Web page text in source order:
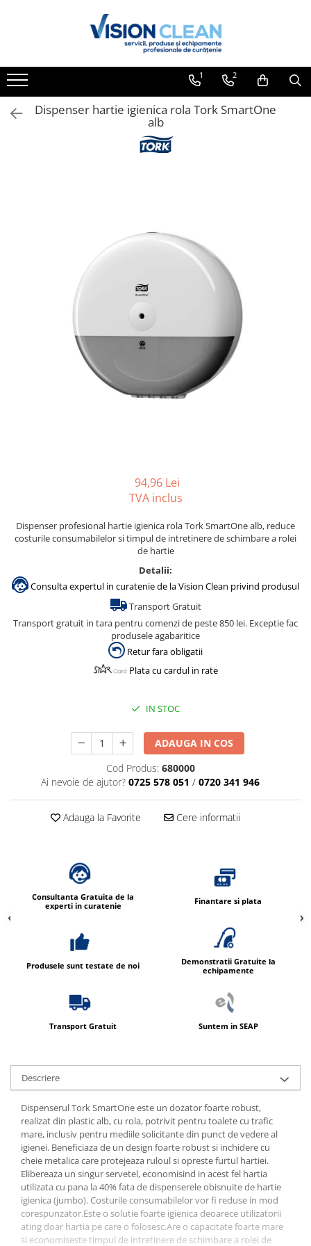
Aspiratoare si masini curatenie
profesionale
Aspiratoare injectie - extractie
Monodiscuri profesionale
Detergenti profesionali
Accesorii detergenti, pompe,
pulverizatoare
Detergenti bucatarie
Detergenti comerciali
Detergenti toaleta, grup sanitar
Room Care
Dezinfectanti medicali profesionali
Dezinfectanti suprafete
Dispensere / Dozatoare
Dozatoare dezinfectanti
Dispensere acoperitoare colac wc
Dispensere prosoape pliate (Z)
Dispensere pungi igiena feminina
Dispensere rola hartie industriala
Dispensere rola prosop hartie
Dispensere servetele masa,
Uscatoare de maini si par
Uscatoare de maini
Produse ingrijire personala
Sapun solid
Consumabile hartie
Acoperitori toaleta
Cearceaf hartie & cearceaf hartie
Hartie igienica
Prosoape hartie pliate
Pungi igienice
Role hartie industriala
Role prosop hartie
Servetele masa & faciale
1 2
Dispenser hartie igienica rola Tork SmartOne
alb
94,96 Lei
TVA inclus
Dispenser profesional hartie igienica rola Tork SmartOne alb, reduce
costurile consumabilelor si timpul de intretinere de schimbare a rolei
de hartie
Detalii:
Consulta expertul in curatenie de la Vision Clean privind produsul
Transport Gratuit
Transport gratuit in tara pentru comenzi de peste 850 lei. Exceptie fac
produsele agabaritice
Retur fara obligatii
Plata cu cardul in rate
IN STOC
ADAUGA IN COS
Cod Produs: 680000
Ai nevoie de ajutor? 0725 578 051 / 0720 341 946
Adauga la Favorite Cere informatii
Consultanta Gratuita de la
experti in curatenie
Finantare si plata
Produsele sunt testate de noi
Demonstratii Gratuite la
echipamente
Transport Gratuit Suntem in SEAP
Descriere
Dispenserul Tork SmartOne este un dozator foarte robust,
realizat din plastic alb, cu rola, potrivit pentru toalete cu trafic
mare, inclusiv pentru mediile solicitante din punct de vedere al
igienei. Beneficiaza de un design foarte robust si inchidere cu
cheie metalica care protejeaza ruloul si opreste furtul hartiei.
Elibereaza un singur servetel, economisind in acest fel hartia
utilizata cu pana la 40% fata de dispenserele obisnuite de hartie
igienica (jumbo). Costurile consumabilelor vor fi reduse in mod
corespunzator.Este o solutie foarte igienica deoarece utilizatorii
ating doar hartia pe care o folosesc.Are o capacitate foarte mare
si economiseste timpul de intretinere de schimbare a rolei de